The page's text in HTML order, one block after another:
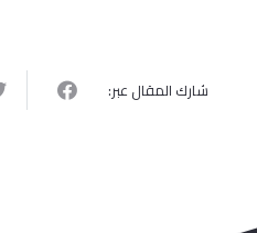
شارك المقال عبر: